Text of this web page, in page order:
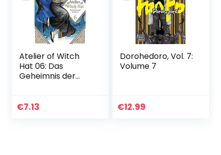
Atelier of Witch
Hat 06: Das
Geheimnis der
€7.13
Dorohedoro, Vol. 7:
Volume 7
€12.99